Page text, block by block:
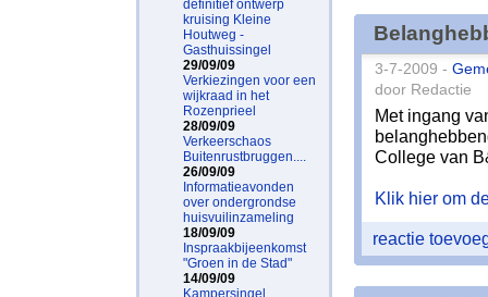
definitief ontwerp
kruising Kleine
Houtweg -
Gasthuissingel
29/09/09
Verkiezingen voor een
wijkraad in het
Rozenprieel
28/09/09
Verkeerschaos
Buitenrustbruggen....
26/09/09
Informatieavonden
over ondergrondse
huisvuilinzameling
18/09/09
Inspraakbijeenkomst
"Groen in de Stad"
14/09/09
Kampersingel
3-7-2009 -
door Redactie
Met ingang
College van
Klik hier om
reactie